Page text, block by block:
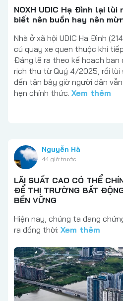
NOXH UDIC Hạ Đình lại lùi
biết nên buồn hay nên
Nhà ở xã hội UDIC Hạ Đình
cú quay xe quen thuộc khi
Đáng lẽ ra theo kế hoạch ban
rịch thu từ Quý 4/2025, rồi lùi
đến tận bây giờ người dân
hẹn chính thức. Xem thêm
Nguyễn Hà
44 giờ trước
LÃI SUẤT CAO CÓ THỂ
ĐỂ THỊ TRƯỜNG BẤT
BỀN VỮNG
Hiện nay, chúng ta đang
ra đồng thời: Xem thêm